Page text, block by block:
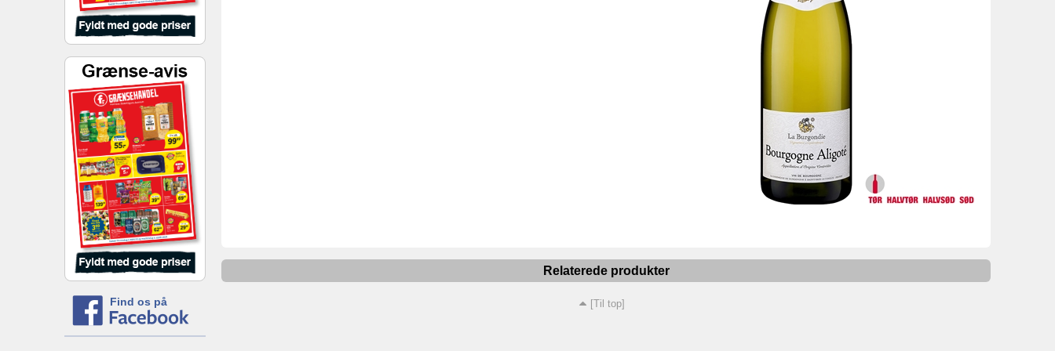
Relaterede produkter
[Til top]
Find os på